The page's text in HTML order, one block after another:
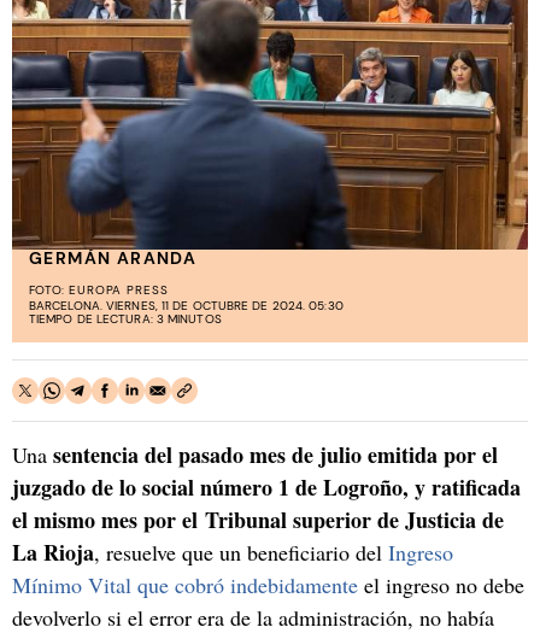
GERMÁN ARANDA
FOTO: EUROPA PRESS
BARCELONA. VIERNES, 11 DE OCTUBRE DE 2024. 05:30
TIEMPO DE LECTURA: 3 MINUTOS
Una sentencia del pasado mes de julio emitida por el
juzgado de lo social número 1 de Logroño, y ratificada
el mismo mes por el Tribunal superior de Justicia de
La Rioja, resuelve que un beneficiario del Ingreso
Mínimo Vital que cobró indebidamente el ingreso no debe
devolverlo si el error era de la administración, no había